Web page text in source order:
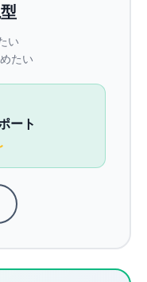
い
たい
ート